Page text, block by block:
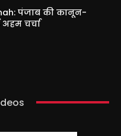
पंजाब की कानून-
चर्चा